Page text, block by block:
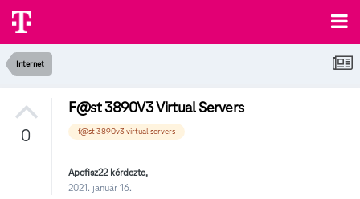
Internet
0
F@st 3890V3 Virtual Servers
f@st 3890v3 virtual servers
Apofisz22kérdezte,
2021. január 16.